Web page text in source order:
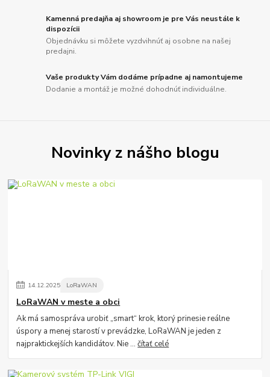
Kamenná predajňa aj showroom je pre Vás neustále k
dispozícii
Objednávku si môžete vyzdvihnúť aj osobne na našej
predajni.
Vaše produkty Vám dodáme prípadne aj namontujeme
Dodanie a montáž je možné dohodnúť individuálne.
Novinky z nášho blogu
14.12.2025 LoRaWAN
LoRaWAN v meste a obci
Ak má samospráva urobiť „smart“ krok, ktorý prinesie reálne
úspory a menej starostí v prevádzke, LoRaWAN je jeden z
najpraktickejších kandidátov. Nie ...čítať celé